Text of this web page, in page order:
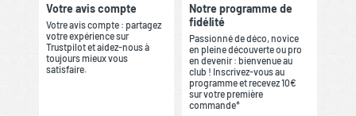
Votre avis compte
Votre avis compte : partagez
votre expérience sur
Trustpilot et aidez-nous à
toujours mieux vous
satisfaire.
Notre programme de
fidélité
Passionné de déco, novice
en pleine découverte ou pro
en devenir : bienvenue au
club ! Inscrivez-vous au
programme et recevez 10€
sur votre première
commande*